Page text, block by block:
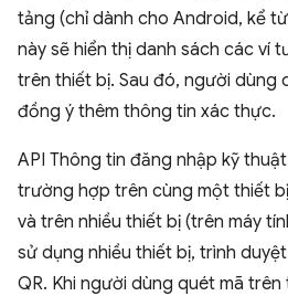
tảng (chỉ dành cho Android, kể
này sẽ hiển thị danh sách các ví
trên thiết bị. Sau đó, người dùng
đồng ý thêm thông tin xác thực.
API Thông tin đăng nhập kỹ
trường hợp trên cùng một thiết
và trên nhiều thiết bị (trên máy
sử dụng nhiều thiết bị, trình
QR. Khi người dùng quét mã